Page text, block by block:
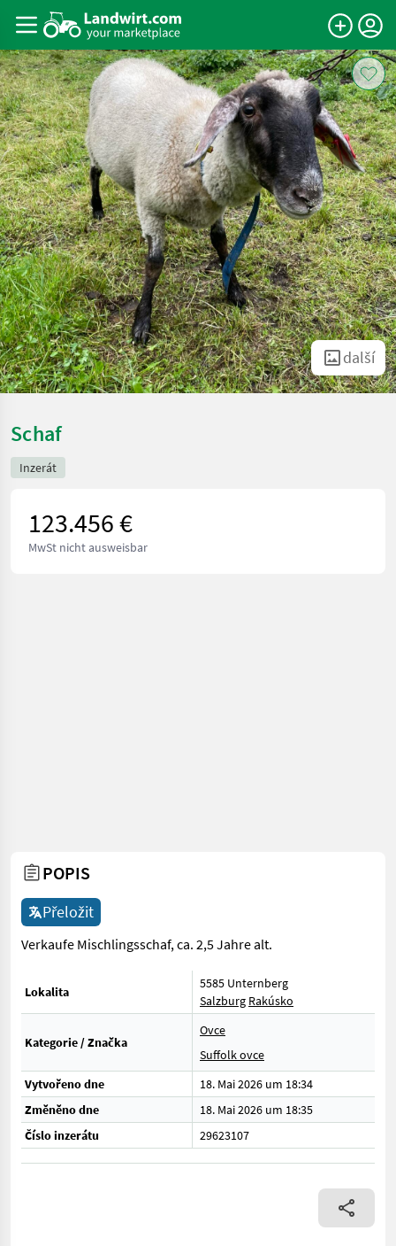
další
Schaf
Inzerát
123.456 €
MwSt nicht ausweisbar
POPIS
Přeložit
Verkaufe Mischlingsschaf, ca. 2,5 Jahre alt.
Lokalita
5585 Unternberg
Salzburg Rakúsko
Kategorie / Značka
Ovce
Suffolk ovce
Vytvořeno dne
18. Mai 2026 um 18:34
Změněno dne
18. Mai 2026 um 18:35
Číslo inzerátu
29623107